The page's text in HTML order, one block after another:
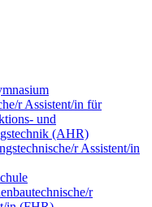
r Assistent/in für
und
(AHR)
r Assistent/in
r